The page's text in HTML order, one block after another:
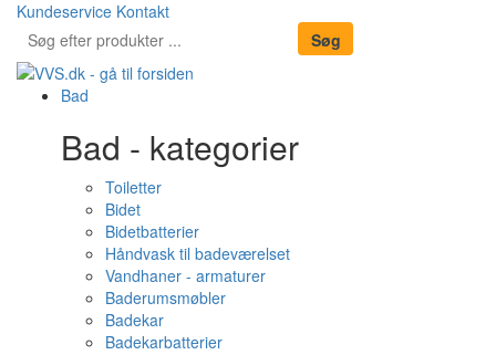
Kundeservice Kontakt
Bad
Bad - kategorier
Toiletter
Bidet
Bidetbatterier
Håndvask til badeværelset
Vandhaner - armaturer
Baderumsmøbler
Badekar
Badekarbatterier